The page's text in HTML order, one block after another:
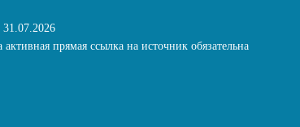
31.07.2026
прямая ссылка на источник обязательна